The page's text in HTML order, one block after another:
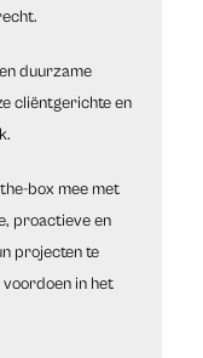
duurzame
cliëntgerichte en
box mee met
proactieve en
projecten te
in het